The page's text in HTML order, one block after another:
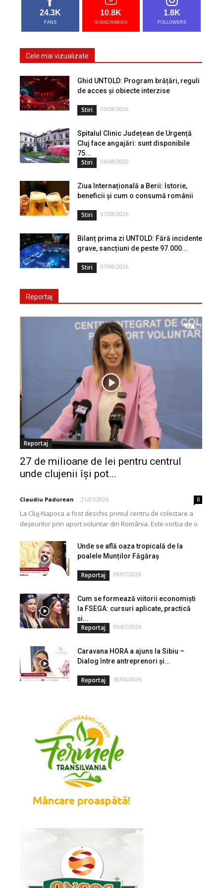
24.3K
FANS
10.8K
SUBSCRIBERS
1.8K
FOLLOWERS
Cele mai vizualizate
Ghid UNTOLD: Program brățări, reguli
de acces și obiecte interzise
Stiri 05/08/2026
Spitalul Clinic Județean de Urgență
Cluj face angajări: sunt disponibile
75...
Stiri 06/08/2026
Ziua Internațională a Berii: Istorie,
beneficii și cum o consumă românii
Stiri 07/08/2026
Bilanț prima zi UNTOLD: Fără incidente
grave, sancțiuni de peste 97.000...
Stiri 07/08/2026
Reportaj
Reportaj
27 de milioane de lei pentru centrul
unde clujenii își pot...
Claudiu Padurean - 21/07/2026 0
La Cluj-Napoca a fost deschis primul centru de colectare a
deșeurilor prin aport voluntar din România. Este vorba de o
Unde se află oaza tropicală de la
poalele Munților Făgăraș
Reportaj 09/07/2026
Cum se formează viitorii economiști
la FSEGA: cursuri aplicate, practică
și...
Reportaj 09/07/2026
Caravana HORA a ajuns la Sibiu –
Dialog între antreprenori și...
Reportaj 30/06/2026